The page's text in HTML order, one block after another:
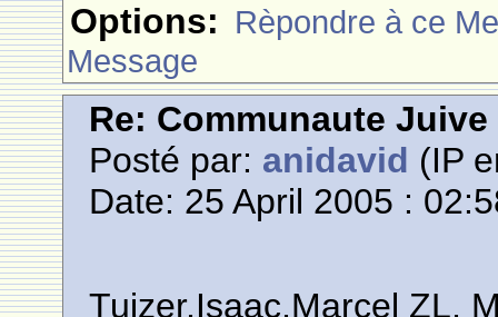
Options: Rèpondre à ce
Message
Re: Communaute
Posté par: anidavid (IP
Date: 25 April 2005 :
Tuizer,Isaac,Marcel ZL,